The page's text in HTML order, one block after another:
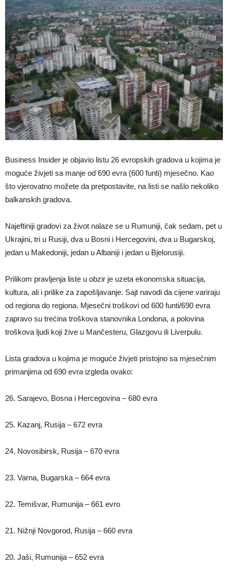
Business Insider je objavio listu 26 evropskih gradova u kojima je
moguće živjeti sa manje od 690 evra (600 funti) mjesečno. Kao
što vjerovatno možete da pretpostavite, na listi se našlo nekoliko
balkanskih gradova.
Najeftiniji gradovi za život nalaze se u Rumuniji, čak sedam, pet u
Ukrajini, tri u Rusiji, dva u Bosni i Hercegovini, dva u Bugarskoj,
jedan u Makedoniji, jedan u Albaniji i jedan u Bjelorusiji.
Prilikom pravljenja liste u obzir je uzeta ekonomska situacija,
kultura, ali i prilike za zapošljavanje. Sajt navodi da cijene variraju
od regiona do regiona. Mjesečni troškovi od 600 funti/690 evra
zapravo su trećina troškova stanovnika Londona, a polovina
troškova ljudi koji žive u Mančesteru, Glazgovu ili Liverpulu.
Lista gradova u kojima je moguće živjeti pristojno sa mjesečnim
primanjima od 690 evra izgleda ovako:
26. Sarajevo, Bosna i Hercegovina – 680 evra
25. Kazanj, Rusija – 672 evra
24. Novosibirsk, Rusija – 670 evra
23. Varna, Bugarska – 664 evra
22. Temišvar, Rumunija – 661 evro
21. Nižnji Novgorod, Rusija – 660 evra
20. Jaši, Rumunija – 652 evra